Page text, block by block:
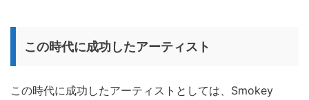
この時代に成功したアーティスト
この時代に成功したアーティストとしては、Smokey